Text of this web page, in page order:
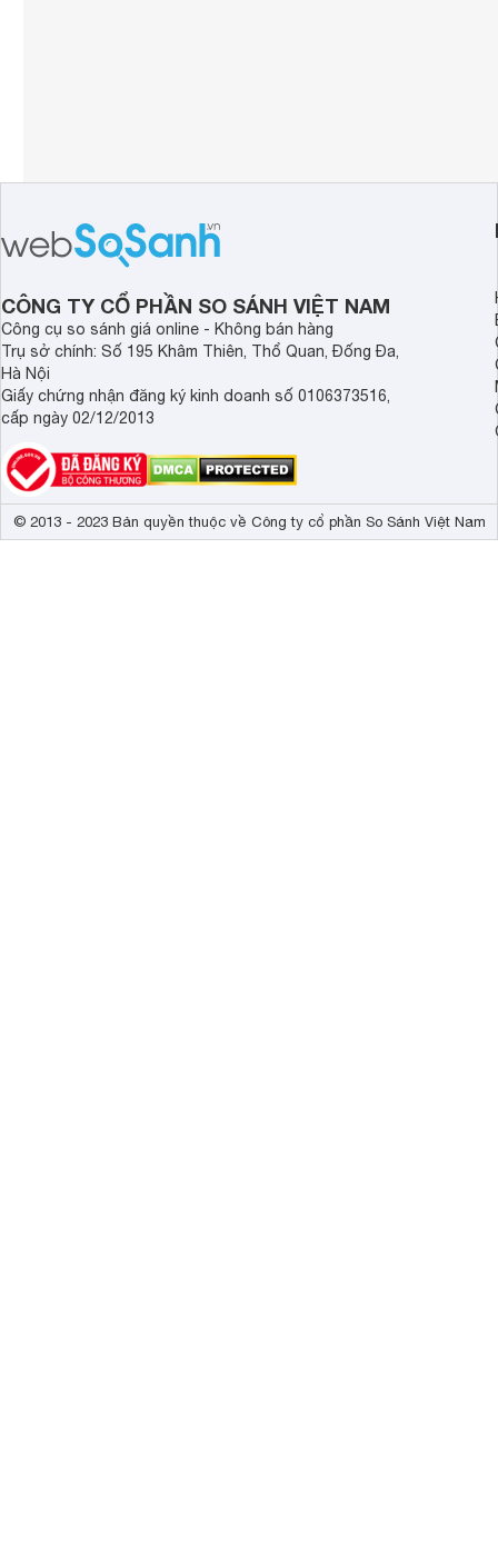
CÔNG TY CỔ PHẦN SO SÁNH VIỆT NAM
Công cụ so sánh giá online - Không bán hàng
Trụ sở chính: Số 195 Khâm Thiên, Thổ Quan, Đống Đa,
Hà Nội
Giấy chứng nhận đăng ký kinh doanh số 0106373516,
cấp ngày 02/12/2013
© 2013 - 2023 Bản quyền thuộc về Công ty cổ phần So Sánh Việt Nam